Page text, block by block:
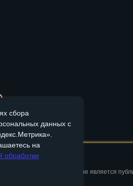
сбора
данных с
на
обработки
характер, и не является